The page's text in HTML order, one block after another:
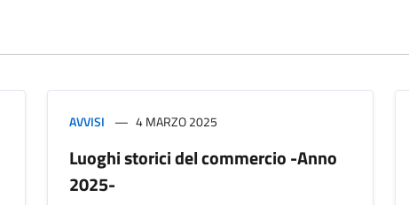
AVVISI 4 MARZO 2025
Luoghi storici del commercio -Anno
2025-